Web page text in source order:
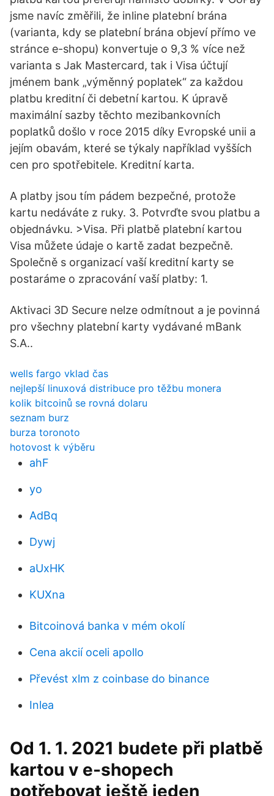
jsme navíc změřili, že inline platební brána
(varianta, kdy se platební brána objeví přímo ve
stránce e-shopu) konvertuje o 9,3 % více než
varianta s Jak Mastercard, tak i Visa účtují
jménem bank „výměnný poplatek“ za každou
platbu kreditní či debetní kartou. K úpravě
maximální sazby těchto mezibankovních
poplatků došlo v roce 2015 díky Evropské unii a
jejím obavám, které se týkaly například vyšších
cen pro spotřebitele. Kreditní karta.
A platby jsou tím pádem bezpečné, protože
kartu nedáváte z ruky. 3. Potvrďte svou platbu a
objednávku. >Visa. Při platbě platební kartou
Visa můžete údaje o kartě zadat bezpečně.
Společně s organizací vaší kreditní karty se
postaráme o zpracování vaší platby: 1.
Aktivaci 3D Secure nelze odmítnout a je povinná
pro všechny platební karty vydávané mBank
S.A..
wells fargo vklad čas
nejlepší linuxová distribuce pro těžbu monera
kolik bitcoinů se rovná dolaru
seznam burz
burza toronoto
hotovost k výběru
ahF
yo
AdBq
Dywj
aUxHK
KUXna
Bitcoinová banka v mém okolí
Cena akcií oceli apollo
Převést xlm z coinbase do binance
Inlea
Od 1. 1. 2021 budete při platbě
kartou v e-shopech
potřebovat ještě jeden